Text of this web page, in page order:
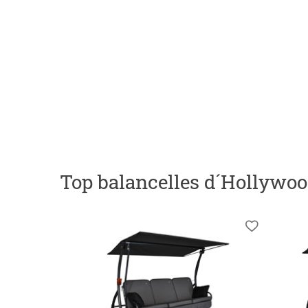
Top balancelles